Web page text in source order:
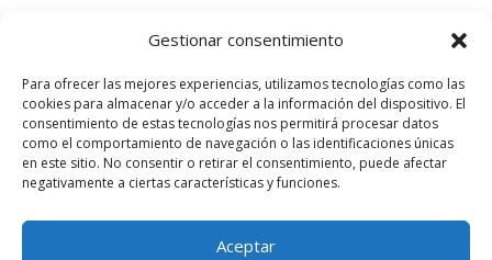
Gestionar consentimiento
Para ofrecer las mejores experiencias, utilizamos tecnologías como las
cookies para almacenar y/o acceder a la información del dispositivo. El
consentimiento de estas tecnologías nos permitirá procesar datos
como el comportamiento de navegación o las identificaciones únicas
en este sitio. No consentir o retirar el consentimiento, puede afectar
negativamente a ciertas características y funciones.
Aceptar
Lampista Barcelona. Todos los derechos